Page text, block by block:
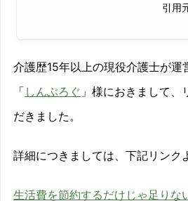
引用
介護歴15年以上の現役介護士が運
「 しんぶろぐ 」様におきまして、
だきました。
詳細につきましては、下記リンク
生活費を節約するだけじゃ足りな